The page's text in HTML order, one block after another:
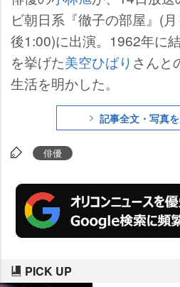
ビ朝日系『徹子の部屋』(
後1:00)に出演。1962年に
を挙げた美空ひばり さんと
生活を明かした。
記事全文・写真
俳優
PICK UP